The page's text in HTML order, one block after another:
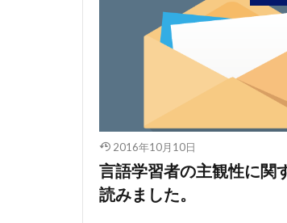
2016年10月10日
言語学習者の主観性に関
読みました。